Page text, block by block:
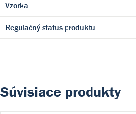
Vzorka
Regulačný status produktu
Súvisiace produkty